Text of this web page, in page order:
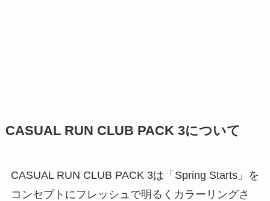
CASUAL RUN CLUB PACK 3について
CASUAL RUN CLUB PACK 3は「Spring Starts」を
コンセプトにフレッシュで明るくカラーリングさ